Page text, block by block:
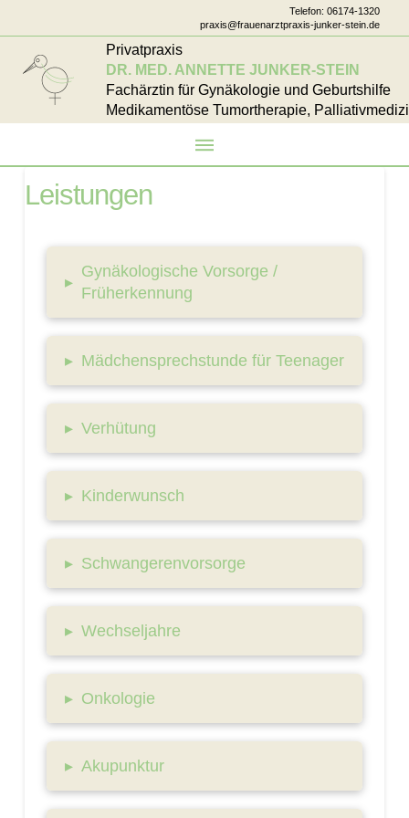
Telefon: 06174-1320
praxis@frauenarztpraxis-junker-stein.de
Privatpraxis
DR. MED. ANNETTE JUNKER-STEIN
Fachärztin für Gynäkologie und Geburtshilfe
Medikamentöse Tumortherapie,
Leistungen
▸
Gynäkologische Vorsorge /
Früherkennung
▸ Mädchensprechstunde für Teenager
▸ Verhütung
▸ Kinderwunsch
▸ Schwangerenvorsorge
▸ Wechseljahre
▸ Onkologie
▸ Akupunktur